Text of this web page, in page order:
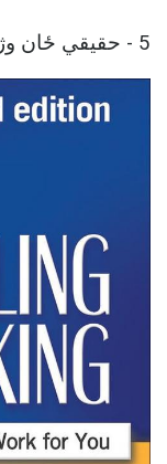
5 - حقیقي ځان وژونکي سرچینې